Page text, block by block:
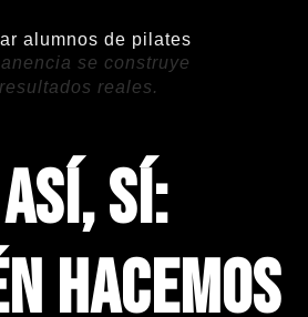
se construye
reales.
sí:
hacemos